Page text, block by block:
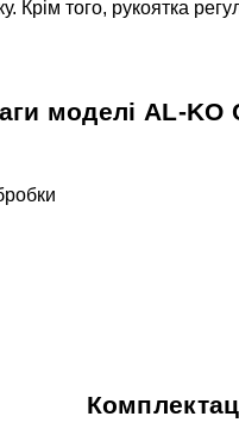
того, рукоятка
моделі AL-